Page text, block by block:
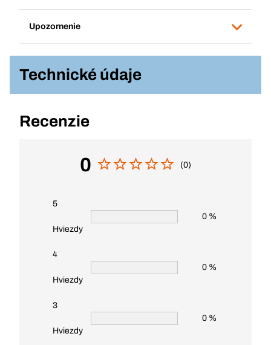
Upozornenie
Technické údaje
Recenzie
0 (0)
5
Hviezdy
0 %
4
Hviezdy
0 %
3
Hviezdy
0 %